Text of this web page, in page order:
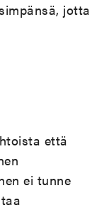
jotta
että
ei tunne